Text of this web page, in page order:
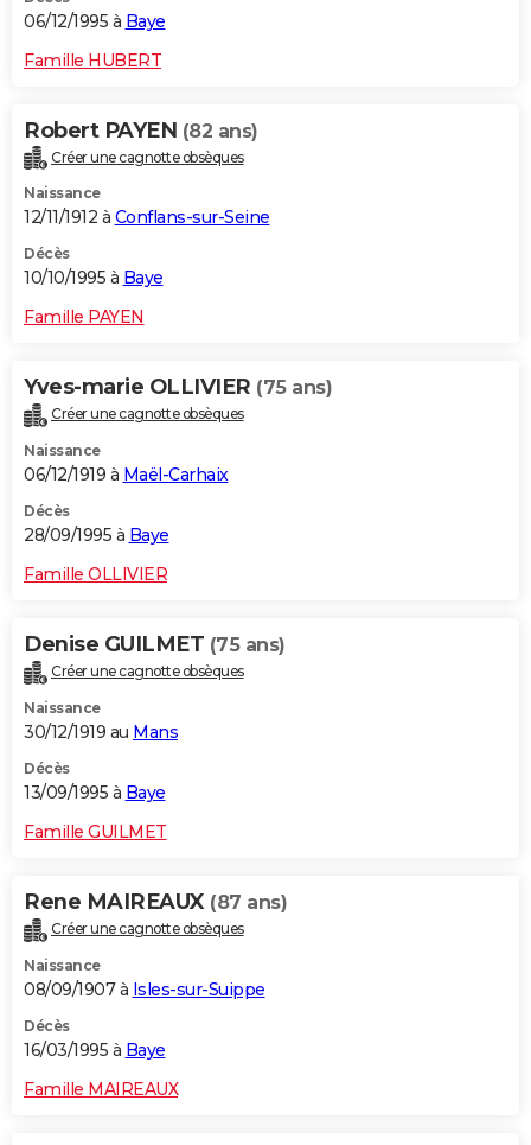
06/12/1995 à Baye
Famille HUBERT
Robert PAYEN (82 ans)
Créer une cagnotte obsèques
Naissance
12/11/1912 à Conflans-sur-Seine
Décès
10/10/1995 à Baye
Famille PAYEN
Yves-marie OLLIVIER (75 ans)
Créer une cagnotte obsèques
Naissance
06/12/1919 à Maël-Carhaix
Décès
28/09/1995 à Baye
Famille OLLIVIER
Denise GUILMET (75 ans)
Créer une cagnotte obsèques
Naissance
30/12/1919 au Mans
Décès
13/09/1995 à Baye
Famille GUILMET
Rene MAIREAUX (87 ans)
Créer une cagnotte obsèques
Naissance
08/09/1907 à Isles-sur-Suippe
Décès
16/03/1995 à Baye
Famille MAIREAUX